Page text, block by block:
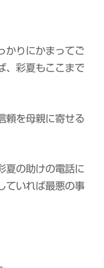
かりにかまってご
、彩夏もここまで
頼を母親に寄せる
夏の助けの電話に
ていれば最悪の事